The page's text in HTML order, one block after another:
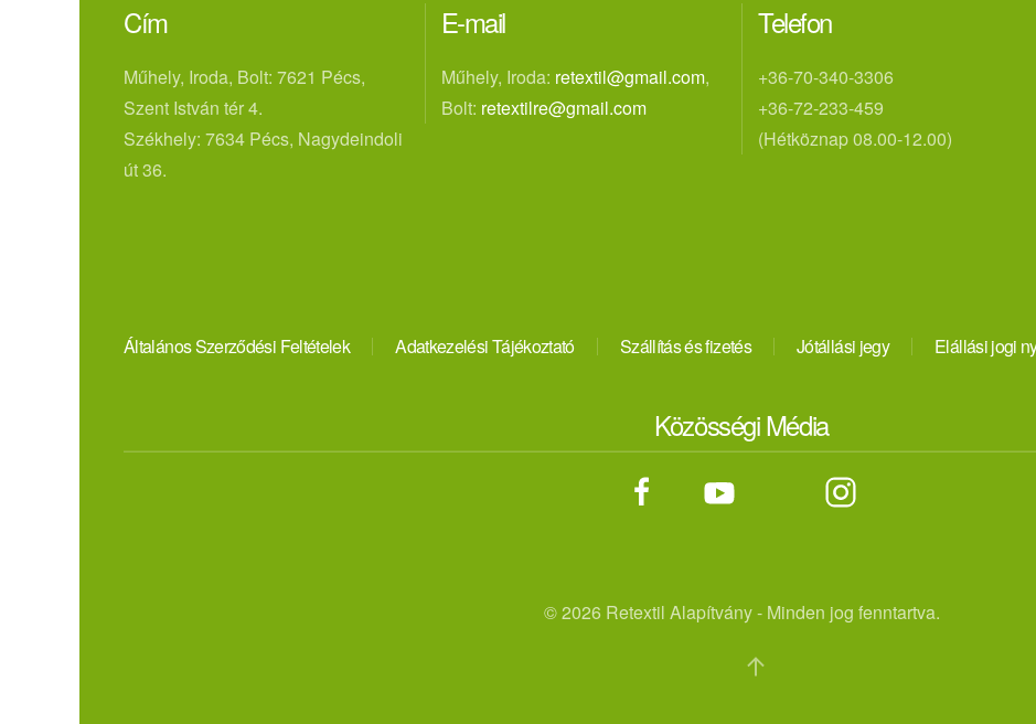
Cím
Műhely, Iroda, Bolt: 7621 Pécs,
Szent István tér 4.
Székhely: 7634 Pécs, Nagydeindoli
út 36.
E-mail
Műhely, Iroda: retextil@gmail.com,
Bolt: retextilre@gmail.com
Telefon
+36-70-340-3306
+36-72-233-459
(Hétköznap 08.00-12.00)
Általános Szerződési Feltételek Adatkezelési Tájékoztató Szállítás és fizetés Jótállási jegy Elállási jogi
Közösségi Média
©2026 Retextil Alapítvány - Minden jog fenntartva.